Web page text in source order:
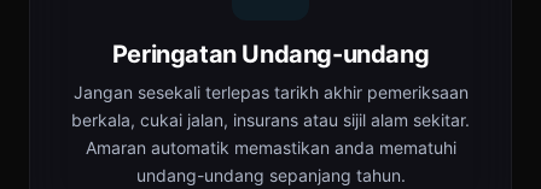
Peringatan Undang-undang
Jangan sesekali terlepas tarikh akhir pemeriksaan
berkala, cukai jalan, insurans atau sijil alam sekitar.
Amaran automatik memastikan anda mematuhi
undang-undang sepanjang tahun.